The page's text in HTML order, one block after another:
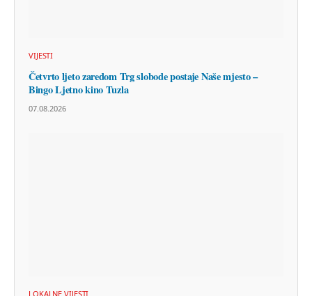
VIJESTI
Četvrto ljeto zaredom Trg slobode postaje Naše mjesto –
Bingo Ljetno kino Tuzla
07.08.2026
LOKALNE VIJESTI